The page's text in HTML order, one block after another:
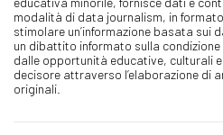
modalità di data journalism, in
stimolare un’informazione basata sui
un dibattito informato sulla
dalle opportunità educative, culturali
decisore attraverso l’elaborazione di
originali.